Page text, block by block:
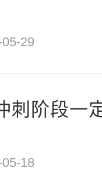
29
刺阶段一
18